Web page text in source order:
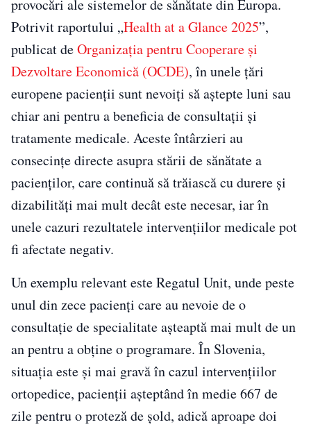
provocări ale sistemelor de sănătate din Europa.
Potrivit raportului „Health at a Glance 2025”,
publicat deOrganizația pentru Cooperare și
Dezvoltare Economică (OCDE), în unele țări
europene pacienții sunt nevoiți să aștepte luni sau
chiar ani pentru a beneficia de consultații și
tratamente medicale. Aceste întârzieri au
consecințe directe asupra stării de sănătate a
pacienților, care continuă să trăiască cu durere și
dizabilități mai mult decât este necesar, iar în
unele cazuri rezultatele intervențiilor medicale pot
fi afectate negativ.
Un exemplu relevant este Regatul Unit, unde peste
unul din zece pacienți care au nevoie de o
consultație de specialitate așteaptă mai mult de un
an pentru a obține o programare. În Slovenia,
situația este și mai gravă în cazul intervențiilor
ortopedice, pacienții așteptând în medie 667 de
zile pentru o proteză de șold, adică aproape doi